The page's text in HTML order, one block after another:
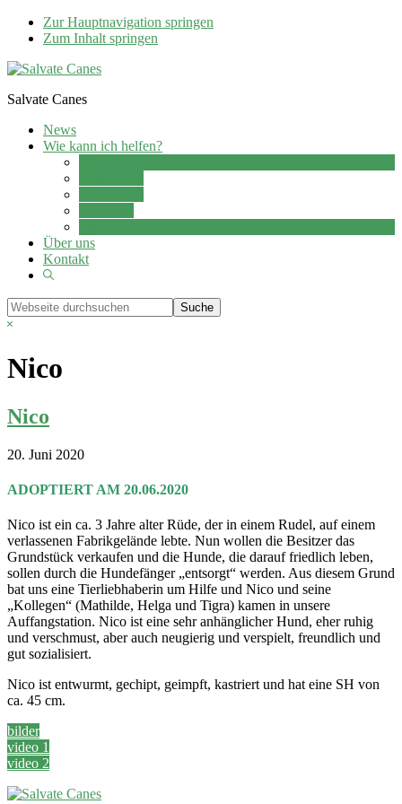
Zur Hauptnavigation springen
Zum Inhalt springen
Salvate Canes
News
Wie kann ich helfen?
Über uns
Kontakt
Show
Webseite
durchsuchen
Hide
Nico
Nico
20. Juni 2020
ADOPTIERT AM 20.06.2020
Nico ist ein ca. 3 Jahre alter Rüde, der in einem Rudel, auf einem
verlassenen Fabrikgelände lebte. Nun wollen die Besitzer das
Grundstück verkaufen und die Hunde, die darauf friedlich leben,
sollen durch die Hundefänger „entsorgt“ werden. Aus diesem Grund
bat uns eine Tierliebhaberin um Hilfe und Nico und seine
„Kollegen“ (Mathilde, Helga und Tigra) kamen in unsere
Auffangstation. Nico ist eine sehr anhänglicher Hund, eher ruhig
und verschmust, aber auch neugierig und verspielt, freundlich und
gut sozialisiert.
Nico ist entwurmt, gechipt, geimpft, kastriert und hat eine SH von
ca. 45 cm.
bilder
video 1
video 2